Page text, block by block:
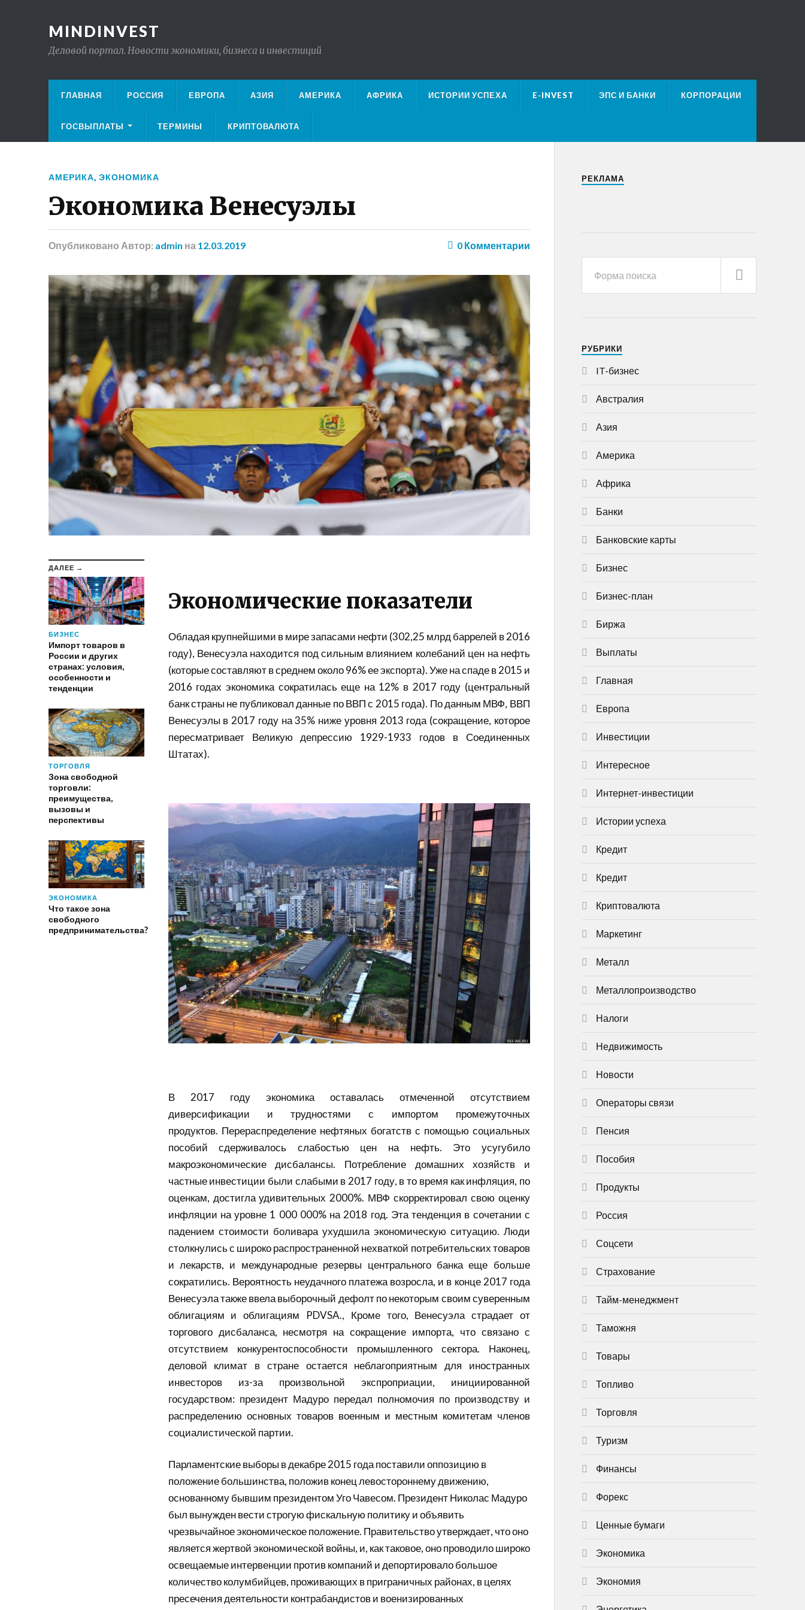
MINDINVEST
Деловой портал. Новости экономики, бизнеса и инвестиций
ГЛАВНАЯ РОССИЯ ЕВРОПА АЗИЯ АМЕРИКА АФРИКА ИСТОРИИ УСПЕХА E-INVEST ЭПС И БАНКИ КОРПОРАЦИИ
ГОСВЫПЛАТЫ ТЕРМИНЫ КРИПТОВАЛЮТА
АМЕРИКА, ЭКОНОМИКА
Экономика Венесуэлы
Опубликовано Автор: admin на 12.03.2019 0Комментарии
ДАЛЕЕ →
БИЗНЕС
Импорт товаров в
России и других
странах: условия,
особенности и
тенденции
ТОРГОВЛЯ
Зона свободной
торговли:
преимущества,
вызовы и
перспективы
ЭКОНОМИКА
Что такое зона
свободного
предпринимательства?
Экономические показатели
Обладая крупнейшими в мире запасами нефти (302,25 млрд баррелей в 2016
году), Венесуэла находится под сильным влиянием колебаний цен на нефть
(которые составляют в среднем около 96% ее экспорта). Уже на спаде в 2015 и
2016 годах экономика сократилась еще на 12% в 2017 году (центральный
банк страны не публиковал данные по ВВП с 2015 года). По данным МВФ, ВВП
Венесуэлы в 2017 году на 35% ниже уровня 2013 года (сокращение, которое
пересматривает Великую депрессию 1929-1933 годов в Соединенных
Штатах).
В 2017 году экономика оставалась отмеченной отсутствием
диверсификации и трудностями с импортом промежуточных
продуктов. Перераспределение нефтяных богатств с помощью социальных
пособий сдерживалось слабостью цен на нефть. Это усугубило
макроэкономические дисбалансы. Потребление домашних хозяйств и
частные инвестиции были слабыми в 2017 году, в то время как инфляция, по
оценкам, достигла удивительных 2000%. МВФ скорректировал свою оценку
инфляции на уровне 1 000 000% на 2018 год. Эта тенденция в сочетании с
падением стоимости боливара ухудшила экономическую ситуацию. Люди
столкнулись с широко распространенной нехваткой потребительских товаров
и лекарств, и международные резервы центрального банка еще больше
сократились. Вероятность неудачного платежа возросла, и в конце 2017 года
Венесуэла также ввелавыборочный дефолт по некоторым своим суверенным
облигациям и облигациям PDVSA., Кроме того, Венесуэла страдает от
торгового дисбаланса, несмотря на сокращение импорта, что связано с
отсутствием конкурентоспособности промышленного сектора. Наконец,
деловой климат в стране остается неблагоприятным для иностранных
инвесторов из-за произвольной экспроприации, инициированной
государством: президент Мадуро передал полномочия по производству и
распределению основных товаров военным и местным комитетам членов
социалистической партии.
Парламентские выборы в декабре 2015 года поставили оппозицию в
положение большинства, положив конец левостороннему движению,
основанному бывшим президентом Уго Чавесом. Президент Николас Мадуро
был вынужден вести строгую фискальную политику и объявить
чрезвычайное экономическое положение. Правительство утверждает, что оно
является жертвой экономической войны, и, как таковое, оно проводило широко
освещаемые интервенции против компаний и депортировало большое
количество колумбийцев, проживающих в приграничных районах, в целях
пресечения деятельности контрабандистов и военизированных
РЕКЛАМА
РУБРИКИ
IT-бизнес
Австралия
Азия
Америка
Африка
Банки
Банковские карты
Бизнес
Бизнес-план
Биржа
Выплаты
Главная
Европа
Инвестиции
Интересное
Интернет-инвестиции
Истории успеха
Кредит
Кредит
Криптовалюта
Маркетинг
Металл
Металлопроизводство
Налоги
Недвижимость
Новости
Операторы связи
Пенсия
Пособия
Продукты
Россия
Соцсети
Страхование
Тайм-менеджмент
Таможня
Товары
Топливо
Торговля
Туризм
Финансы
Форекс
Ценные бумаги
Экономика
Экономия